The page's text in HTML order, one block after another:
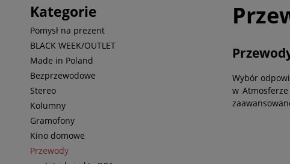
Kategorie
Pomysł na prezent
BLACK WEEK/OUTLET
Made in Poland
Bezprzewodowe
Stereo
Kolumny
Gramofony
Kino domowe
Przewody
Wybór
w